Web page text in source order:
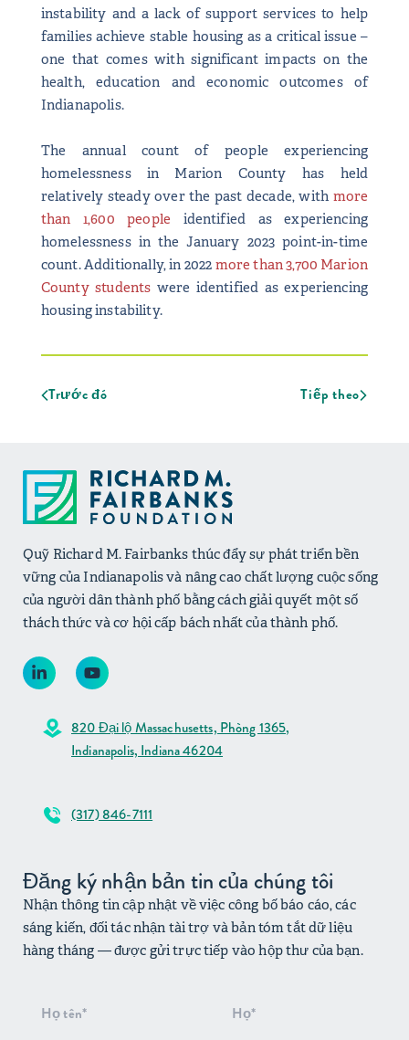
instability and a lack of support services to help
families achieve stable housing as a critical issue –
one that comes with significant impacts on the
health, education and economic outcomes of
Indianapolis.
The annual count of people experiencing
homelessness in Marion County has held
relatively steady over the past decade, with more
than 1,600 people identified as experiencing
homelessness in the January 2023 point-in-time
count. Additionally, in 2022 more than 3,700 Marion
County students were identified as experiencing
housing instability.
Trước đó Tiếp theo
Quỹ Richard M. Fairbanks thúc đẩy sự phát triển bền
vững của Indianapolis và nâng cao chất lượng cuộc sống
của người dân thành phố bằng cách giải quyết một số
thách thức và cơ hội cấp bách nhất của thành phố.
820 Đại lộ Massachusetts, Phòng 1365,
Indianapolis, Indiana 46204
(317) 846-7111
Đăng ký nhận bản tin của chúng tôi
Nhận thông tin cập nhật về việc công bố báo cáo, các
sáng kiến, đối tác nhận tài trợ và bản tóm tắt dữ liệu
hàng tháng — được gửi trực tiếp vào hộp thư của bạn.
Đăng